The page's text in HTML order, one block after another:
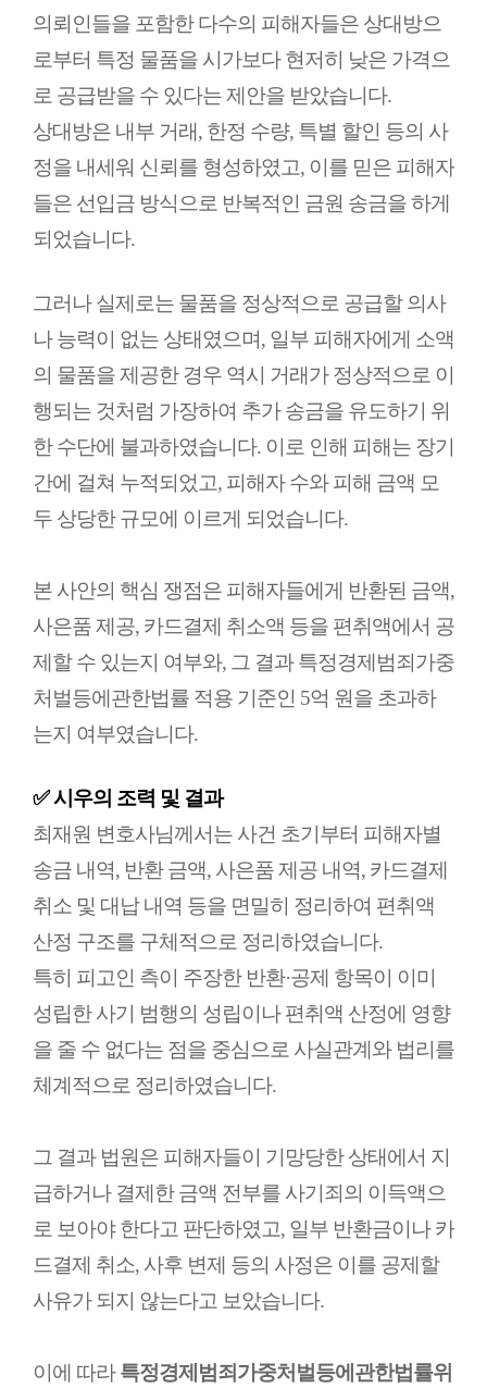
의뢰인들을 포함한 다수의 피해자들은 상대방으
로부터 특정 물품을 시가보다 현저히 낮은 가격으
로 공급받을 수 있다는 제안을 받았습니다.
상대방은 내부 거래, 한정 수량, 특별 할인 등의 사
정을 내세워 신뢰를 형성하였고, 이를 믿은 피해자
들은 선입금 방식으로 반복적인 금원 송금을 하게
되었습니다.
그러나 실제로는 물품을 정상적으로 공급할 의사
나 능력이 없는 상태였으며, 일부 피해자에게 소액
의 물품을 제공한 경우 역시 거래가 정상적으로 이
행되는 것처럼 가장하여 추가 송금을 유도하기 위
한 수단에 불과하였습니다. 이로 인해 피해는 장기
간에 걸쳐 누적되었고, 피해자 수와 피해 금액 모
두 상당한 규모에 이르게 되었습니다.
본 사안의 핵심 쟁점은 피해자들에게 반환된 금액,
사은품 제공, 카드결제 취소액 등을 편취액에서 공
제할 수 있는지 여부와, 그 결과 특정경제범죄가중
처벌등에관한법률 적용 기준인 5억 원을 초과하
는지 여부였습니다.
✅ 시우의 조력 및 결과
최재원 변호사님께서는 사건 초기부터 피해자별
송금 내역, 반환 금액, 사은품 제공 내역, 카드결제
취소 및 대납 내역 등을 면밀히 정리하여 편취액
산정 구조를 구체적으로 정리하였습니다.
특히 피고인 측이 주장한 반환·공제 항목이 이미
성립한 사기 범행의 성립이나 편취액 산정에 영향
을 줄 수 없다는 점을 중심으로 사실관계와 법리를
체계적으로 정리하였습니다.
그 결과 법원은 피해자들이 기망당한 상태에서 지
급하거나 결제한 금액 전부를 사기죄의 이득액으
로 보아야 한다고 판단하였고, 일부 반환금이나 카
드결제 취소, 사후 변제 등의 사정은 이를 공제할
사유가 되지 않는다고 보았습니다.
이에 따라특정경제범죄가중처벌등에관한법률위